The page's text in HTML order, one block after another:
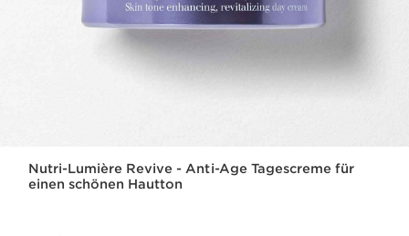
Nutri-Lumière Revive - Anti-Age Tagescreme für
einen schönen Hautton